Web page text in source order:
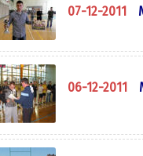
07-12-2011
06-12-2011